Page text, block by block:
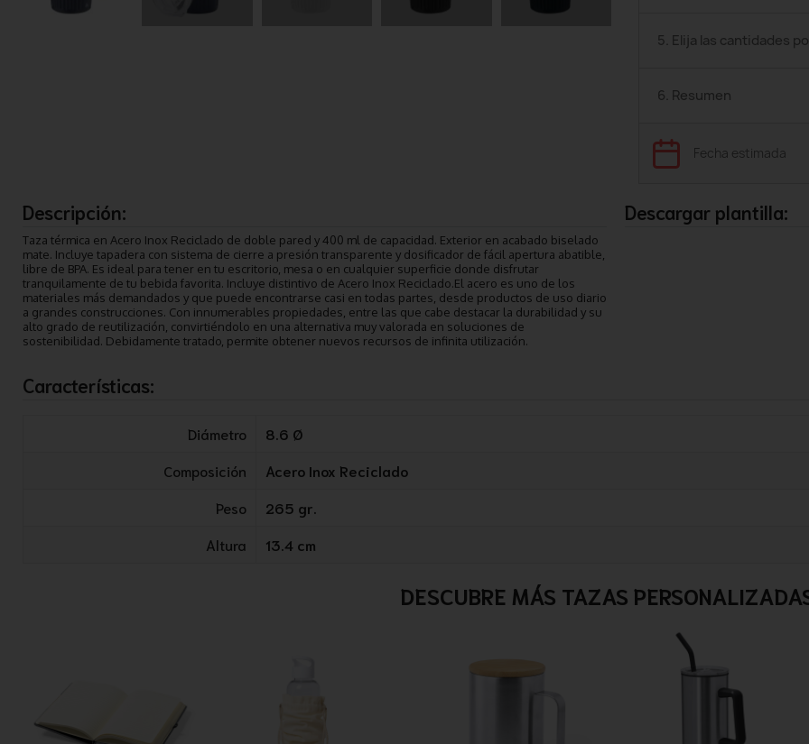
5. Elija las cantidades
6. Resumen
Fecha estimada
Descripción:
Taza térmica en Acero Inox Reciclado de doble pared y 400 ml de capacidad. Exterior en acabado biselado
mate. Incluye tapadera con sistema de cierre a presión transparente y dosificador de fácil apertura abatible,
libre de BPA. Es ideal para tener en tu escritorio, mesa o en cualquier superficie donde disfrutar
tranquilamente de tu bebida favorita. Incluye distintivo de Acero Inox Reciclado.El acero es uno de los
materiales más demandados y que puede encontrarse casi en todas partes, desde productos de uso diario
a grandes construcciones. Con innumerables propiedades, entre las que cabe destacar la durabilidad y su
alto grado de reutilización, convirtiéndolo en una alternativa muy valorada en soluciones de
sostenibilidad. Debidamente tratado, permite obtener nuevos recursos de infinita utilización.
Descargar plantilla:
Características:
Diámetro
8.6 Ø
Composición
Acero Inox Reciclado
Peso
265 gr.
Altura
13.4 cm
DESCUBRE MÁS TAZAS